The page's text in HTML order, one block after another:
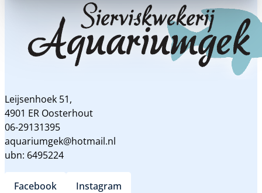
Leijsenhoek 51,
4901 ER Oosterhout
06-29131395
aquariumgek@hotmail.nl
ubn: 6495224
Facebook Instagram